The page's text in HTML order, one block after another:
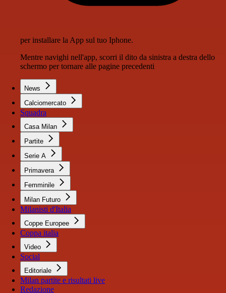
per installare la App sul tuo Iphone.
Mentre navighi nell'app, scorri il dito da sinistra a destra dello
schermo per tornare alle pagine precedenti
News
Calciomercato
Squadra
Casa Milan
Partite
Serie A
Primavera
Femminile
Milan Futuro
Milanisti d'Italia
Coppe Europee
Coppa italia
Video
Social
Editoriale
Milan partite e risultati live
Redazione